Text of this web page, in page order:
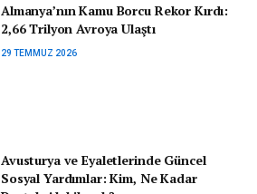
Almanya’nın Kamu Borcu Rekor Kırdı:
2,66 Trilyon Avroya Ulaştı
29 TEMMUZ 2026
Avusturya ve Eyaletlerinde Güncel
Sosyal Yardımlar: Kim, Ne Kadar